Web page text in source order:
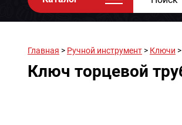
Главная > Ручной инструмент > Ключи >
Ключ торцевой